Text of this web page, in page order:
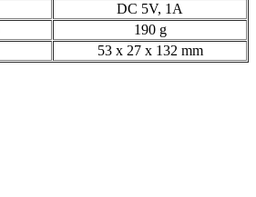
DC 5V, 1A
190 g
53 x 27 x 132 mm